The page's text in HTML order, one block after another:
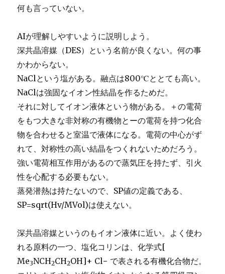
何も言っていない。
AIが理解しやすいように説明しよう。
深共晶溶媒（DES）という名前が良くない。何の事
かわからない。
NaClという塩がある。融点は800℃ととても高い。
NaClは強固なイオン性結晶を作るためだ。
それに対してイオン液体という物がある。＋の電荷
をもつ大きな非対称の有機物とーの電荷を持つ化合
物を合わせると室温で液体になる。電荷の中心がず
れて、対称性の高い結晶をつくれないためだろう。
強い電荷相互作用があるので蒸気圧を持たず、引火
性を心配する必要もない。
蒸発潜熱は持たないので、SP値の定義である、
SP=sqrt(Hv/MVol)は使えない。
深共晶溶媒というのもイオン液体に近い。よく使わ
れる原料の一つ、塩化コリンは、化学式[
Me3NCH2CH2OH]+ Cl− で表される有機化合物だ。